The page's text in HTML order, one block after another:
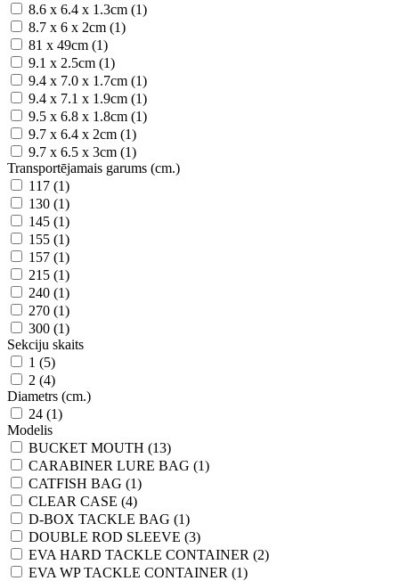
8.6 x 6.4 x 1.3cm (1)
8.7 x 6 x 2cm (1)
81 x 49cm (1)
9.1 x 2.5cm (1)
9.4 x 7.0 x 1.7cm (1)
9.4 x 7.1 x 1.9cm (1)
9.5 x 6.8 x 1.8cm (1)
9.7 x 6.4 x 2cm (1)
9.7 x 6.5 x 3cm (1)
Transportējamais garums (cm.)
117 (1)
130 (1)
145 (1)
155 (1)
157 (1)
215 (1)
240 (1)
270 (1)
300 (1)
Sekciju skaits
1 (5)
2 (4)
Diametrs (cm.)
24 (1)
Modelis
BUCKET MOUTH (13)
CARABINER LURE BAG (1)
CATFISH BAG (1)
CLEAR CASE (4)
D-BOX TACKLE BAG (1)
DOUBLE ROD SLEEVE (3)
EVA HARD TACKLE CONTAINER (2)
EVA WP TACKLE CONTAINER (1)